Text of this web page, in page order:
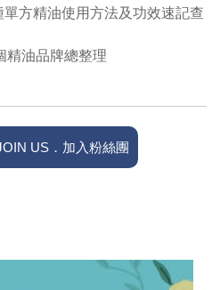
單方精油使用方法及功效速記查
精油品牌總整理
US．加入粉絲團